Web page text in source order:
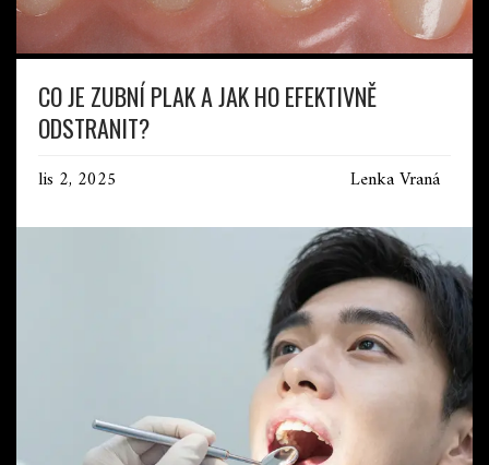
CO JE ZUBNÍ PLAK A JAK HO EFEKTIVNĚ
ODSTRANIT?
lis 2, 2025 Lenka Vraná